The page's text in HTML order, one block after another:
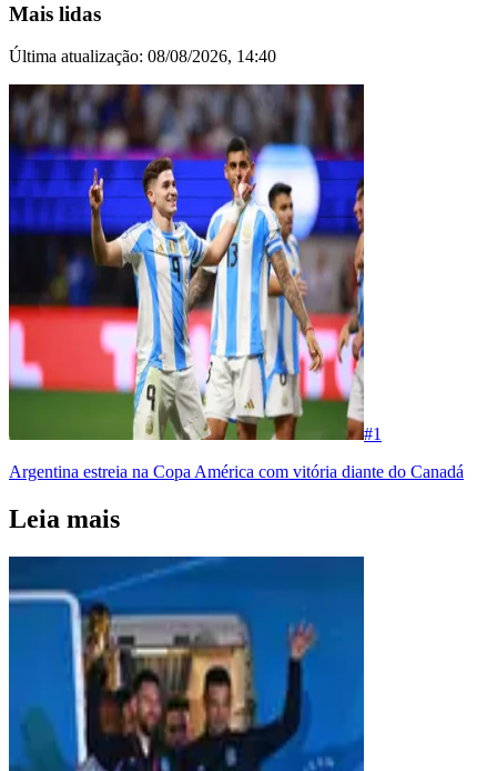
Mais lidas
Última atualização: 08/08/2026, 14:40
#1
Argentina estreia na Copa América com vitória diante do Canadá
Leia mais